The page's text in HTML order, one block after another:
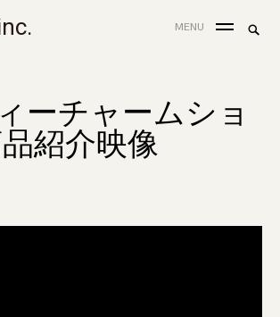
MENU
ーチャームショ
紹介映像
search